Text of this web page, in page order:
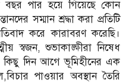
পার হয়ে গিয়েছে কোন
সম্মান শ্রদ্ধা করা প্রতিটি
করে কারাবরণ করেছি।
স্বজন, শুভাকাঙ্ক্ষীরা নিষেধ
কিছু দিন আগে ভূমিহীনের এক
পাওয়ার অবস্থান তৈরি